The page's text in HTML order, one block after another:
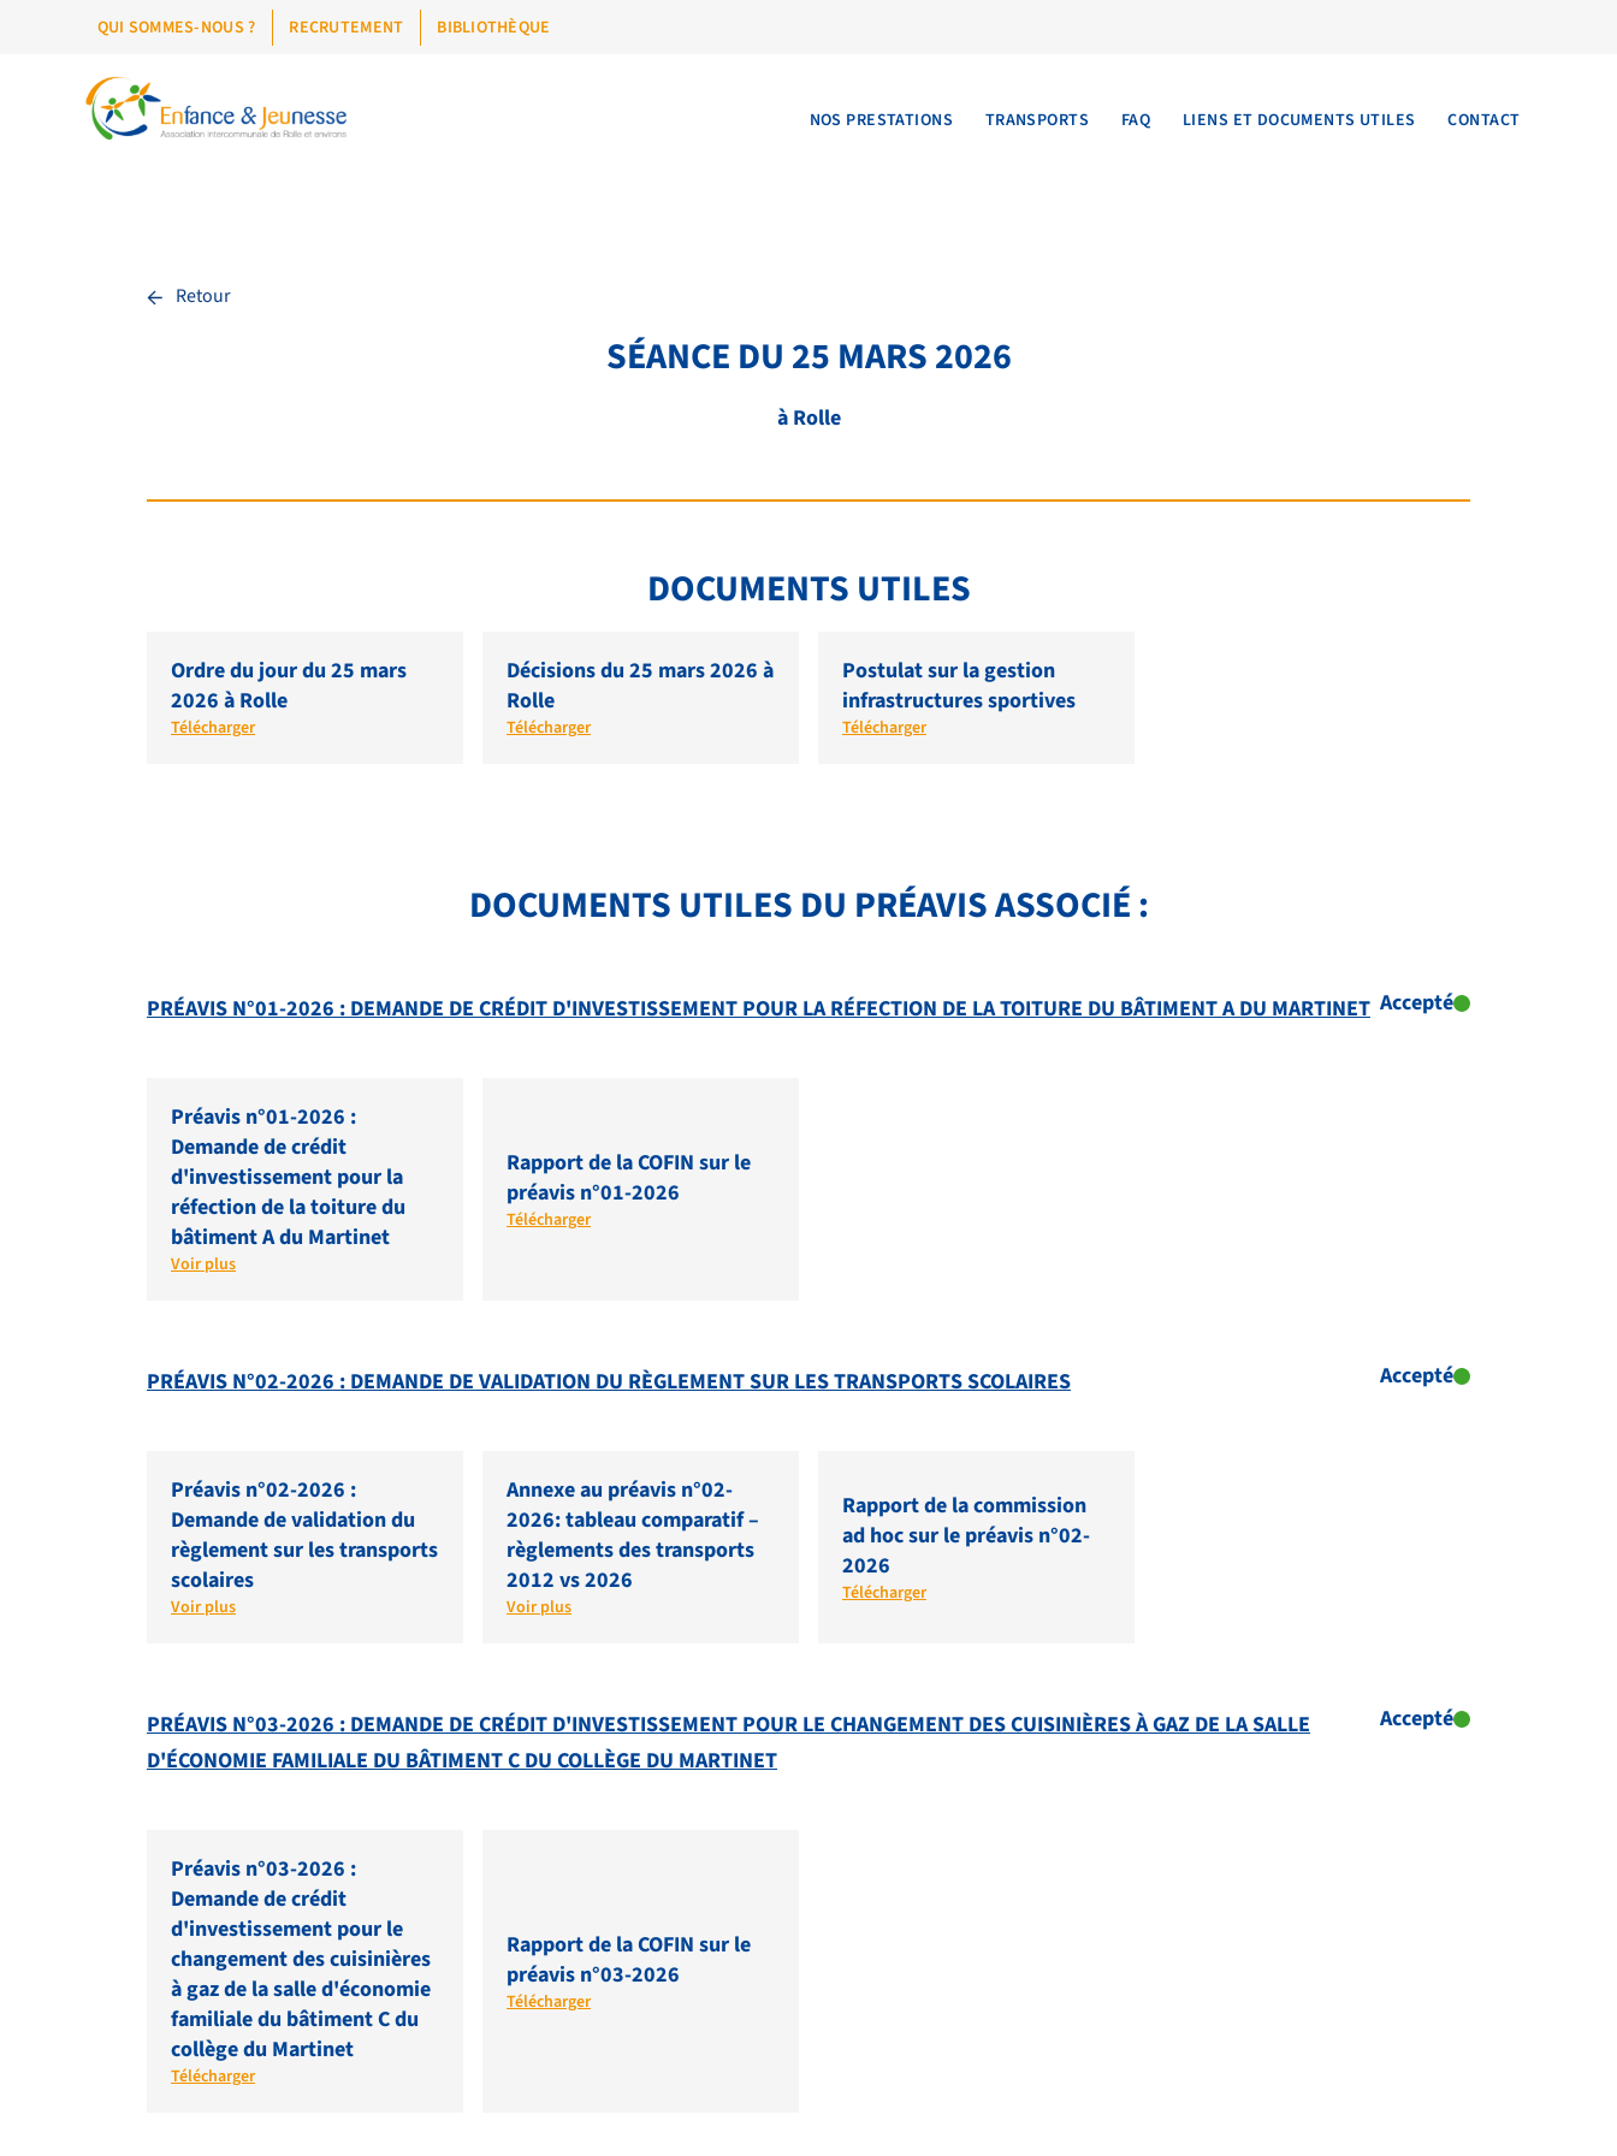
QUI SOMMES-NOUS ? RECRUTEMENT BIBLIOTHÈQUE
NOS PRESTATIONS TRANSPORTS FAQ LIENS ET DOCUMENTS UTILES CONTACT
← Retour
SÉANCE DU 25 MARS 2026
à Rolle
DOCUMENTS UTILES
Ordre du jour du 25 mars
2026 à Rolle
Télécharger
Décisions du 25 mars 2026 à
Rolle
Télécharger
Postulat sur la gestion
infrastructures sportives
Télécharger
DOCUMENTS UTILES DU PRÉAVIS ASSOCIÉ :
PRÉAVIS N°01-2026 : DEMANDE DE CRÉDIT D'INVESTISSEMENT POUR LA RÉFECTION DE LA TOITURE DU BÂTIMENT A DU MARTINET Accepté
Préavis n°01-2026 :
Demande de crédit
d'investissement pour la
réfection de la toiture du
bâtiment A du Martinet
Voir plus
Rapport de la COFIN sur le
préavis n°01-2026
Télécharger
PRÉAVIS N°02-2026 : DEMANDE DE VALIDATION DU RÈGLEMENT SUR LES TRANSPORTS SCOLAIRES Accepté
Préavis n°02-2026 :
Demande de validation du
règlement sur les transports
scolaires
Voir plus
Annexe au préavis n°02-
2026: tableau comparatif –
règlements des transports
2012 vs 2026
Voir plus
Rapport de la commission
ad hoc sur le préavis n°02-
2026
Télécharger
PRÉAVIS N°03-2026 : DEMANDE DE CRÉDIT D'INVESTISSEMENT POUR LE CHANGEMENT DES CUISINIÈRES À GAZ DE LA SALLE
D'ÉCONOMIE FAMILIALE DU BÂTIMENT C DU COLLÈGE DU MARTINET
Accepté
Préavis n°03-2026 :
Demande de crédit
d'investissement pour le
changement des cuisinières
à gaz de la salle d'économie
familiale du bâtiment C du
collège du Martinet
Télécharger
Rapport de la COFIN sur le
préavis n°03-2026
Télécharger